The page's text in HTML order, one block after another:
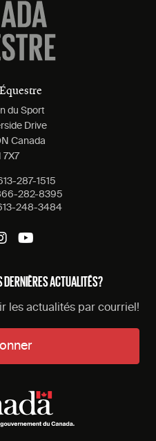
du Sport
Drive
Canada
7X7
287-1515
282-8395
248-3484
DERNIÈRES ACTUALITÉS?
les actualités par courriel!